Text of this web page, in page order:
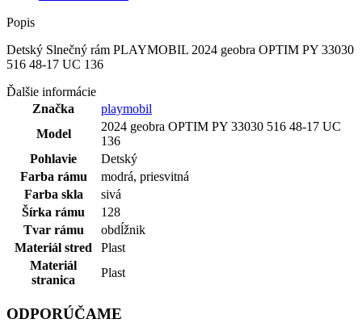
Popis
Detský Slnečný rám PLAYMOBIL 2024 geobra OPTIM PY 33030
516 48-17 UC 136
Ďalšie informácie
Značka
playmobil
Model
2024 geobra OPTIM PY 33030 516 48-17 UC
136
Pohlavie
Detský
Farba rámu
modrá, priesvitná
Farba skla
sivá
Šírka rámu
128
Tvar rámu
obdĺžnik
Materiál stred
Plast
Materiál
stranica
Plast
ODPORÚČAME